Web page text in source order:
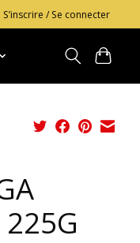
S’inscrire / Se connecter
225G